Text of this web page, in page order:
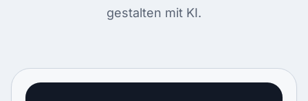
gestalten mit KI.